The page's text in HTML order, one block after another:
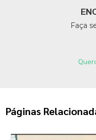
Faça
Páginas